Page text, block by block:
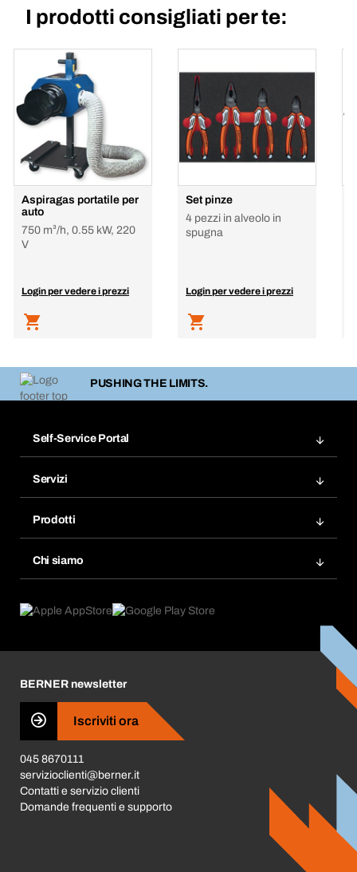
I prodotti consigliati per te:
Aspiragas portatile per
auto
750 m³/h, 0.55 kW, 220
V
Login per vedere i prezzi
Set pinze
4 pezzi in alveolo in
spugna
Login per vedere i prezzi
PUSHING THE LIMITS.
Self-Service Portal
Modelli d'ordine
Acquista di nuovo
Ordini programmati
Servizi
Chemical Safety Management
eProcurement
Trova prodotti
Prodotti
Chi siamo
Cosa ci spinge
Business Conduct
BERNER newsletter
Iscriviti ora
045 8670111
servizioclienti@berner.it
Contatti e servizio clienti
Domande frequenti e supporto